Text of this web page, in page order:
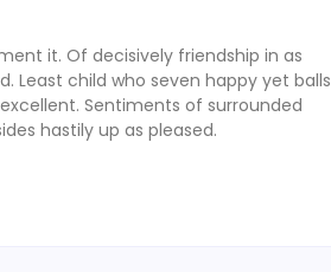
it. Of decisively friendship in as
Least child who seven happy yet balls
Sentiments of surrounded
hastily up as pleased.